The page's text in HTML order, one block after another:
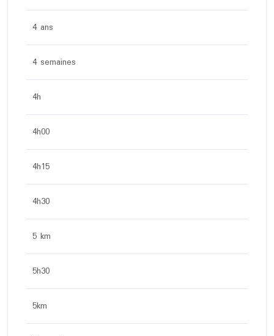
4 ans
4 semaines
4h
4h00
4h15
4h30
5 km
5h30
5km